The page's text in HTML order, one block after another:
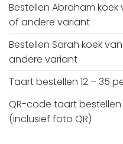
Bestellen Abraham
of andere variant
Bestellen Sarah koek
andere variant
Taart bestellen 12 – 35
QR-code taart
(inclusief foto QR)